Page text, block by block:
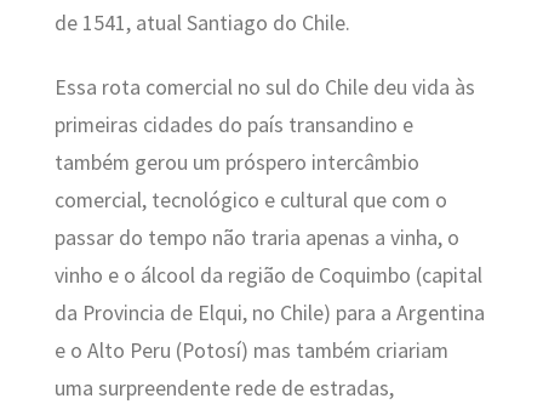
de 1541, atual Santiago do Chile.
Essa rota comercial no sul do Chile deu vida às
primeiras cidades do país transandino e
também gerou um próspero intercâmbio
comercial, tecnológico e cultural que com o
passar do tempo não traria apenas a vinha, o
vinho e o álcool da região de Coquimbo (capital
da Provincia de Elqui, no Chile) para a Argentina
e o Alto Peru (Potosí) mas também criariam
uma surpreendente rede de estradas,